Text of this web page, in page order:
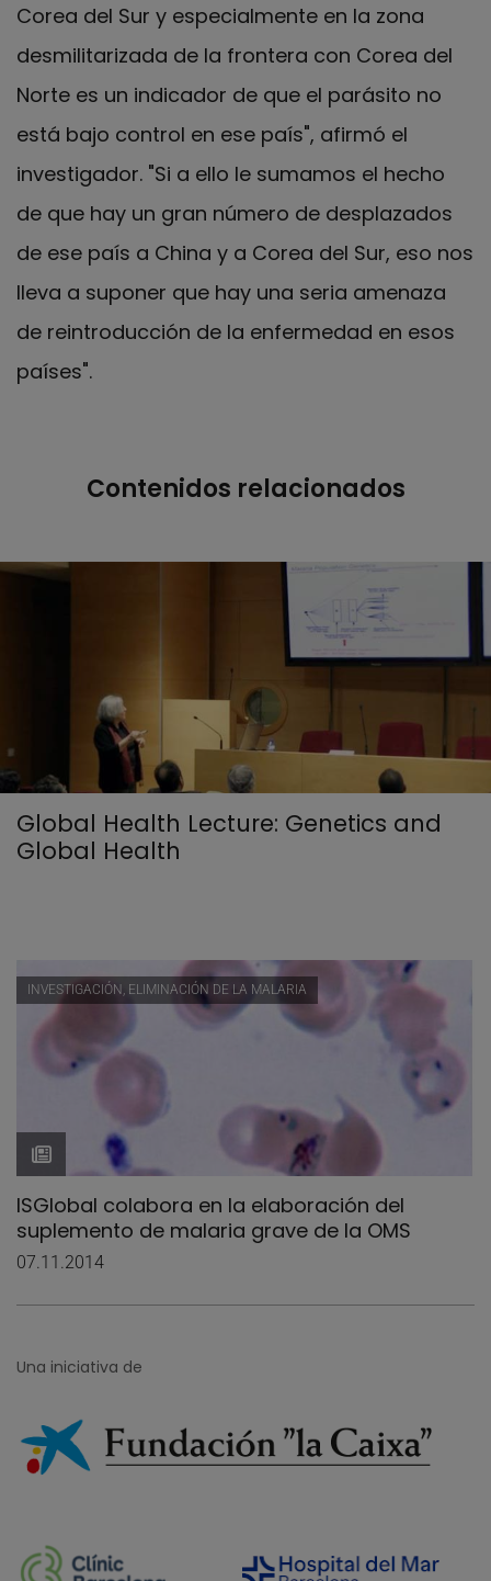
Corea del Sur y especialmente en la zona
desmilitarizada de la frontera con Corea del
Norte es un indicador de que el parásito no
está bajo control en ese país", afirmó el
investigador. "Si a ello le sumamos el hecho
de que hay un gran número de desplazados
de ese país a China y a Corea del Sur, eso nos
lleva a suponer que hay una seria amenaza
de reintroducción de la enfermedad en esos
países".
Contenidos relacionados
Global Health Lecture: Genetics and
Global Health
INVESTIGACIÓN, ELIMINACIÓN DE LA MALARIA
ISGlobal colabora en la elaboración del
suplemento de malaria grave de la OMS
07.11.2014
Una iniciativa de